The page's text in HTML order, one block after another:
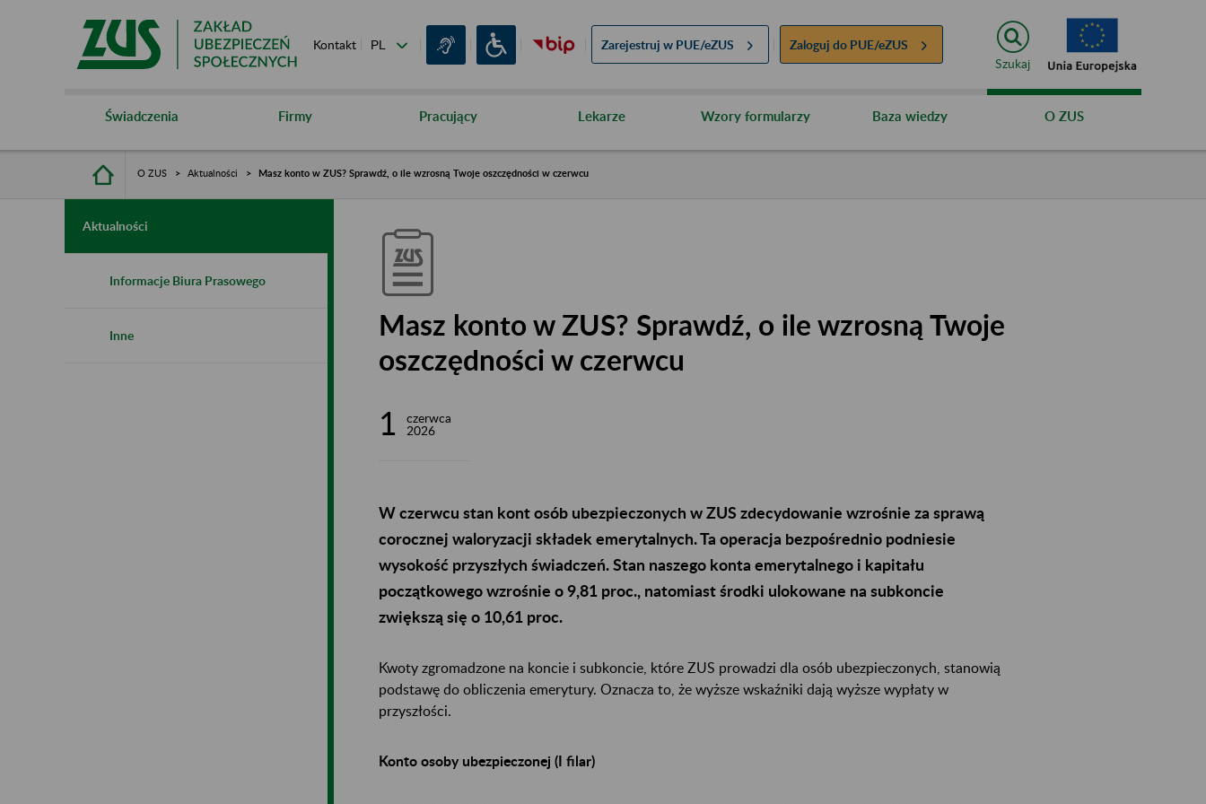
Kontakt Zarejestruj w PUE/eZUS Zaloguj do PUE/eZUS
Szukaj
Świadczenia Firmy Pracujący Lekarze Wzory formularzy Baza wiedzy O ZUS
O ZUS Aktualności Masz konto w ZUS? Sprawdź, o ile wzrosną Twoje oszczędności w czerwcu
Aktualności
Informacje Biura Prasowego
Inne
Masz konto w ZUS? Sprawdź, o ile wzrosną Twoje
oszczędności w czerwcu
1
czerwca
2026
W czerwcu stan kont osób ubezpieczonych w ZUS zdecydowanie wzrośnie za sprawą
corocznej waloryzacji składek emerytalnych. Ta operacja bezpośrednio podniesie
wysokość przyszłych świadczeń. Stan naszego konta emerytalnego i kapitału
początkowego wzrośnie o 9,81 proc., natomiast środki ulokowane na subkoncie
zwiększą się o 10,61 proc.
Kwoty zgromadzone na koncie i subkoncie, które ZUS prowadzi dla osób ubezpieczonych, stanowią
podstawę do obliczenia emerytury. Oznacza to, że wyższe wskaźniki dają wyższe wypłaty w
przyszłości.
Konto osoby ubezpieczonej (I filar)